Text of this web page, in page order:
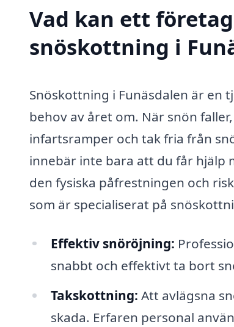
Vad kan ett
snöskottning i
Snöskottning i Funäsdalen är en
behov av året om. När snön
infartsramper och tak fria från
innebär inte bara att du får hjälp
den fysiska påfrestningen och
som är specialiserat på
Effektiv snöröjning:
snabbt och effektivt ta bort
Takskottning: Att avlägsna
skada. Erfaren personal